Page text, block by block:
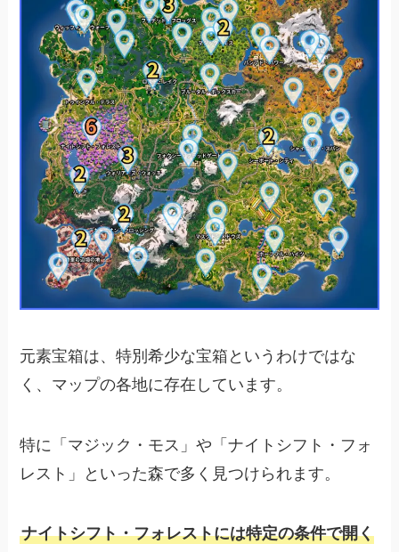
元素宝箱は、特別希少な宝箱というわけではな
く、マップの各地に存在しています。
特に「マジック・モス」や「ナイトシフト・フォ
レスト」といった森で多く見つけられます。
ナイトシフト・フォレストには特定の条件で開く